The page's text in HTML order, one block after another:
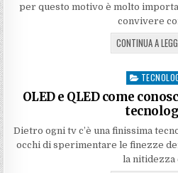
per questo motivo è molto
convivere
CONTINUA A
Posted
in
OLED e QLED come
Dietro ogni tv c’è una finissima
occhi di sperimentare le finezze
la nitidezza